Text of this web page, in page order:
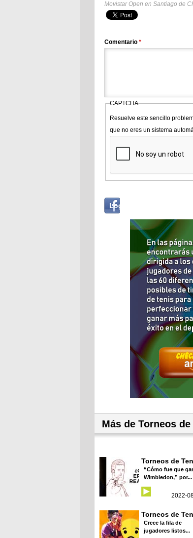
Movistar Open en Santiago de
Comentario *
CAPTCHA
Resuelve este sencillo
que no eres un sistema
Log in with...
Más de Torneos
Torneos de
“Cómo fue que
Wimbledon,” por...
2022-
Torneos de
Crece la fila de
jugadores listos...